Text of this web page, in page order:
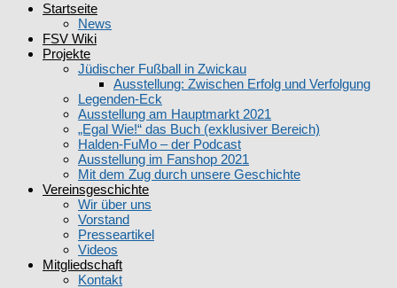
Zwickauer Fussballgeschichten e.V.
Startseite
News
FSV Wiki
Projekte
Jüdischer Fußball in Zwickau
Ausstellung: Zwischen Erfolg und Verfolgung
Legenden-Eck
Ausstellung am Hauptmarkt 2021
„Egal Wie!“ das Buch (exklusiver Bereich)
Halden-FuMo – der Podcast
Ausstellung im Fanshop 2021
Mit dem Zug durch unsere Geschichte
Vereinsgeschichte
Wir über uns
Vorstand
Presseartikel
Videos
Mitgliedschaft
Kontakt